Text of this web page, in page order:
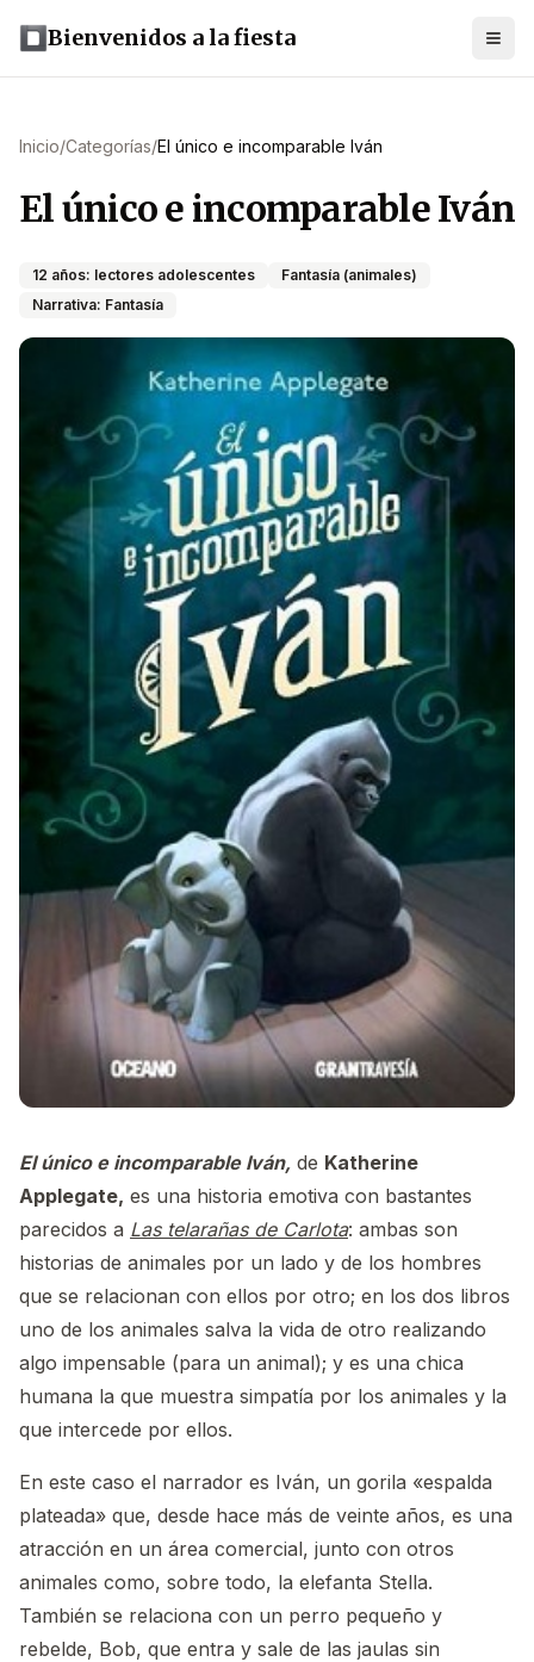
Bienvenidos a la fiesta
Inicio/Categorías/El único e incomparable Iván
El único e incomparable Iván
12 años: lectores adolescentes
Fantasía (animales)
Narrativa: Fantasía
El único e incomparable Iván, de Katherine
Applegate, es una historia emotiva con bastantes
parecidos a Las telarañas de Carlota: ambas son
historias de animales por un lado y de los hombres
que se relacionan con ellos por otro; en los dos libros
uno de los animales salva la vida de otro realizando
algo impensable (para un animal); y es una chica
humana la que muestra simpatía por los animales y la
que intercede por ellos.
En este caso el narrador es Iván, un gorila «espalda
plateada» que, desde hace más de veinte años, es una
atracción en un área comercial, junto con otros
animales como, sobre todo, la elefanta Stella.
También se relaciona con un perro pequeño y
rebelde, Bob, que entra y sale de las jaulas sin